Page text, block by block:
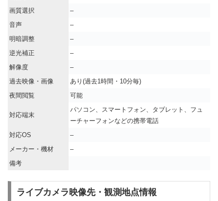
画質選択
–
音声
–
明暗調整
–
逆光補正
–
解像度
–
過去映像・画像
あり(過去1時間・10分毎)
夜間閲覧
可能
対応端末
パソコン、スマートフォン、タブレット、フュ
ーチャーフォンなどの携帯電話
対応OS
–
メーカー・機材
–
備考
ライブカメラ映像先・観測地点情報